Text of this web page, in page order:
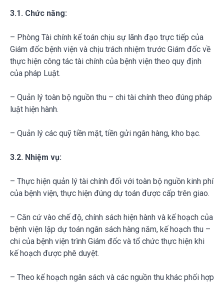
3.1. Chức năng:
– Phòng Tài chính kế toán chịu sự lãnh đạo trực tiếp của
Giám đốc bệnh viện và chịu trách nhiệm trước Giám đốc về
thực hiện công tác tài chính của bệnh viện theo quy định
của pháp Luật.
– Quản lý toàn bộ nguồn thu – chi tài chính theo đúng pháp
luật hiện hành.
– Quản lý các quỹ tiền mặt, tiền gửi ngân hàng, kho bạc.
3.2. Nhiệm vụ:
– Thực hiện quản lý tài chính đối với toàn bộ nguồn kinh phí
của bệnh viện, thực hiện đúng dự toán được cấp trên giao.
– Căn cứ vào chế độ, chính sách hiện hành và kế hoạch của
bệnh viện lập dự toán ngân sách hàng năm, kế hoạch thu –
chi của bệnh viện trình Giám đốc và tổ chức thực hiện khi
kế hoạch được phê duyệt.
– Theo kế hoạch ngân sách và các nguồn thu khác phối hợp